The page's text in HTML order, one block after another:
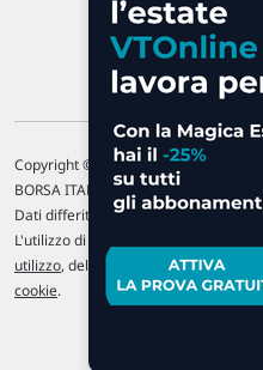
Copyright © 1996-2026 Traderlink
BORSA ITALIANA Quotazioni di
Dati differiti di 15 min. (fonte Intrinio)
L'utilizzo di questo sito implica
utilizzo, del Disclaimer MAR, delle
cookie.